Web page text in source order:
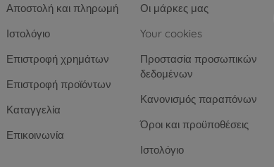
Αποστολή και πληρωμή
Ιστολόγιο
Επιστροφή χρημάτων
Επιστροφή προϊόντων
Καταγγελία
Επικοινωνία
Οι μάρκες μας
Your cookies
Προστασία προσωπικών
δεδομένων
Κανονισμός παραπόνων
Όροι και προϋποθέσεις
Ιστολόγιο